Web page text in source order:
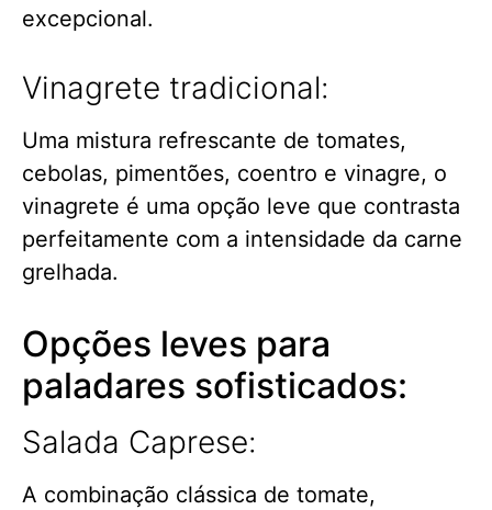
excepcional.
Vinagrete tradicional:
Uma mistura refrescante de tomates,
cebolas, pimentões, coentro e vinagre, o
vinagrete é uma opção leve que contrasta
perfeitamente com a intensidade da carne
grelhada.
Opções leves para
paladares sofisticados:
Salada Caprese:
A combinação clássica de tomate,